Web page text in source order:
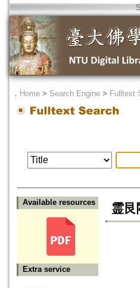
． Home > Search Engine > Fulltext
Available resources
Extra service
霊